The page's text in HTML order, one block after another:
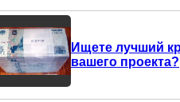
Ищете лучший
вашего проекта?